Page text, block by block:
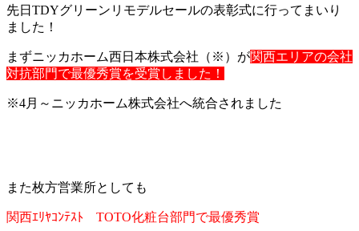
先日TDYグリーンリモデルセールの表彰式に行ってまいり
ました！
まずニッカホーム西日本株式会社（※）が関西エリアの会社
対抗部門で最優秀賞を受賞しました！
※4月～ニッカホーム株式会社へ統合されました
また枚方営業所としても
関西ｴﾘﾔｺﾝﾃｽﾄ TOTO化粧台部門で最優秀賞